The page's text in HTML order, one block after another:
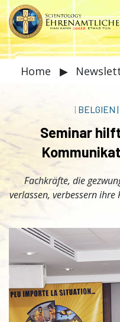
Home ▶
| BELGIEN |
Seminar
Fachkräfte, die
verlassen, verbessern